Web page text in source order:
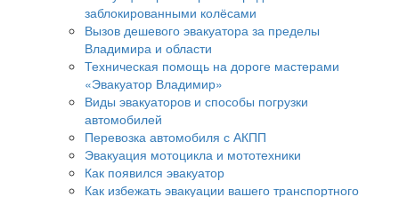
заблокированными колёсами
Вызов дешевого эвакуатора за пределы
Владимира и области
Техническая помощь на дороге мастерами
«Эвакуатор Владимир»
Виды эвакуаторов и способы погрузки
автомобилей
Перевозка автомобиля с АКПП
Эвакуация мотоцикла и мототехники
Как появился эвакуатор
Как избежать эвакуации вашего транспортного